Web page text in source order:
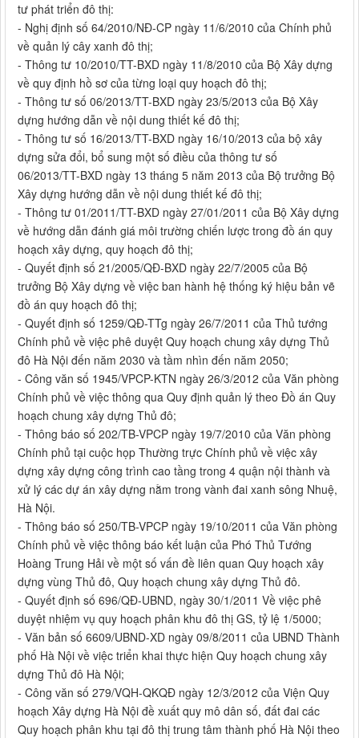
tư phát triển đô thị:
- Nghị định số 64/2010/NĐ-CP ngày 11/6/2010 của Chính phủ
về quản lý cây xanh đô thị;
- Thông tư 10/2010/TT-BXD ngày 11/8/2010 của Bộ Xây dựng
về quy định hồ sơ của từng loại quy hoạch đô thị;
- Thông tư số 06/2013/TT-BXD ngày 23/5/2013 của Bộ Xây
dựng hướng dẫn về nội dung thiết kế đô thị;
- Thông tư số 16/2013/TT-BXD ngày 16/10/2013 của bộ xây
dựng sửa đổi, bổ sung một số điều của thông tư số
06/2013/TT-BXD ngày 13 tháng 5 năm 2013 của Bộ trưởng Bộ
Xây dựng hướng dẫn về nội dung thiết kế đô thị;
- Thông tư 01/2011/TT-BXD ngày 27/01/2011 của Bộ Xây dựng
về hướng dẫn đánh giá môi trường chiến lược trong đồ án quy
hoạch xây dựng, quy hoạch đô thị;
- Quyết định số 21/2005/QĐ-BXD ngày 22/7/2005 của Bộ
trưởng Bộ Xây dựng về việc ban hành hệ thống ký hiệu bản vẽ
đồ án quy hoạch đô thị;
- Quyết định số 1259/QĐ-TTg ngày 26/7/2011 của Thủ tướng
Chính phủ về việc phê duyệt Quy hoạch chung xây dựng Thủ
đô Hà Nội đến năm 2030 và tầm nhìn đến năm 2050;
- Công văn số 1945/VPCP-KTN ngày 26/3/2012 của Văn phòng
Chính phủ về việc thông qua Quy định quản lý theo Đồ án Quy
hoạch chung xây dựng Thủ đô;
- Thông báo số 202/TB-VPCP ngày 19/7/2010 của Văn phòng
Chính phủ tại cuộc họp Thường trực Chính phủ về việc xây
dựng xây dựng công trình cao tầng trong 4 quận nội thành và
xử lý các dự án xây dựng nằm trong vành đai xanh sông Nhuệ,
Hà Nội.
- Thông báo số 250/TB-VPCP ngày 19/10/2011 của Văn phòng
Chính phủ về việc thông báo kết luận của Phó Thủ Tướng
Hoàng Trung Hải về một số vấn đề liên quan Quy hoạch xây
dựng vùng Thủ đô, Quy hoạch chung xây dựng Thủ đô.
- Quyết định số 696/QĐ-UBND, ngày 30/1/2011 Về việc phê
duyệt nhiệm vụ quy hoạch phân khu đô thị GS, tỷ lệ 1/5000;
- Văn bản số 6609/UBND-XD ngày 09/8/2011 của UBND Thành
phố Hà Nội về việc triển khai thực hiện Quy hoạch chung xây
dựng Thủ đô Hà Nội;
- Công văn số 279/VQH-QKQĐ ngày 12/3/2012 của Viện Quy
hoạch Xây dựng Hà Nội đề xuất quy mô dân số, đất đai các
Quy hoạch phân khu tại đô thị trung tâm thành phố Hà Nội theo